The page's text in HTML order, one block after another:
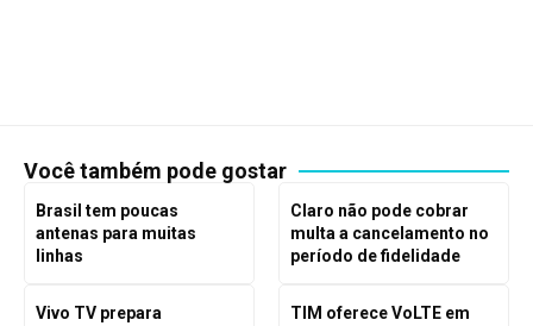
Você também pode gostar
Brasil tem poucas
antenas para muitas
linhas
Claro não pode cobrar
multa a cancelamento no
período de fidelidade
Vivo TV prepara
TIM oferece VoLTE em